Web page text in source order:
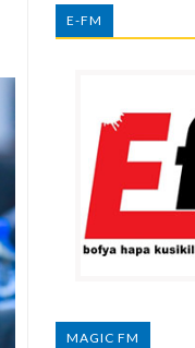
E-FM
MAGIC FM